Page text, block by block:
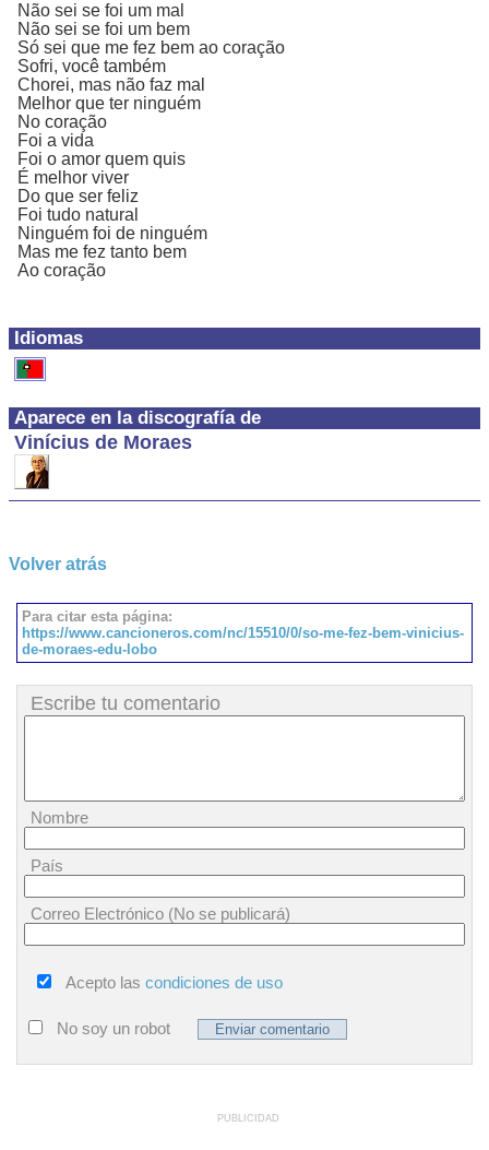
Idiomas
Aparece en la discografía de
Vinícius de Moraes
Não sei se foi um mal
Não sei se foi um bem
Só sei que me fez bem ao coração
Sofri, você também
Chorei, mas não faz mal
Melhor que ter ninguém
No coração
Foi a vida
Foi o amor quem quis
É melhor viver
Do que ser feliz
Foi tudo natural
Ninguém foi de ninguém
Mas me fez tanto bem
Ao coração
Volver atrás
Para citar esta página:
https://www.cancioneros.com/nc/15510/0/so-me-fez-bem-vinicius-
de-moraes-edu-lobo
Escribe tu comentario
Nombre
País
Correo Electrónico (No se publicará)
Acepto las condiciones de uso
No soy un robot
PUBLICIDAD